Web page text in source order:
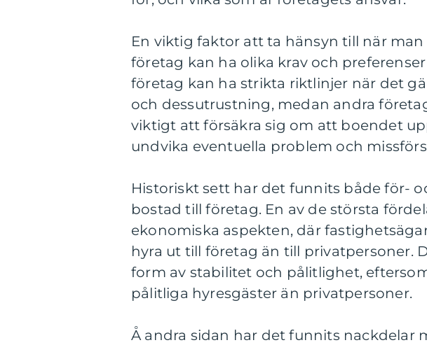
En viktig faktor att ta hänsyn till när
företag kan ha olika krav och
företag kan ha strikta riktlinjer när det
och dessutrustning, medan andra
viktigt att försäkra sig om att boendet
undvika eventuella problem och
Historiskt sett har det funnits både för-
bostad till företag. En av de största
ekonomiska aspekten, där
hyra ut till företag än till privatpersoner.
form av stabilitet och pålitlighet,
pålitliga hyresgäster än privatpersoner.
Å andra sidan har det funnits nackdelar